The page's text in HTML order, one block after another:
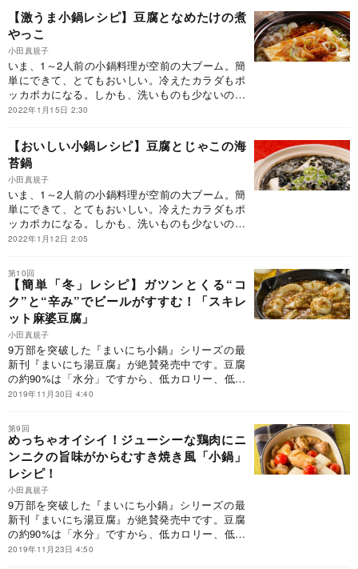
ち。そこで活躍するのが、大人気料理家の小田真
規子先生の小鍋レシピを集めた『まいにち小鍋』
です。本連載では、その一部をご紹介してまいり
ます。ぜひ、今日の晩御飯にお試しください！
【激うま小鍋レシピ】豆腐となめたけの煮
やっこ
小田真規子
いま、1～2人前の小鍋料理が空前の大ブーム。簡
単にできて、とてもおいしい。冷えたカラダもポ
ッカポカになる。しかも、洗いものも少ないのだ
から、忙しいビジネスパーソンに大人気なのも当
ち。そこで活躍するのが、大人気料理家の小田真
規子先生の小鍋レシピを集めた『まいにち小鍋』
です。本連載では、その一部をご紹介してまいり
ます。ぜひ、今日の晩御飯にお試しください！
2022年1月15日 2:30
【おいしい小鍋レシピ】豆腐とじゃこの海
苔鍋
小田真規子
いま、1～2人前の小鍋料理が空前の大ブーム。簡
単にできて、とてもおいしい。冷えたカラダもポ
ッカポカになる。しかも、洗いものも少ないのだ
から、忙しいビジネスパーソンに大人気なのも当
ち。そこで活躍するのが、大人気料理家の小田真
規子先生の小鍋レシピを集めた『まいにち小鍋』
です。本連載では、その一部をご紹介してまいり
ます。ぜひ、今日の晩御飯にお試しください！
2022年1月12日 2:05
第10回
【簡単「冬」レシピ】ガツンとくる“コ
ク”と“辛み”でビールがすすむ！「スキレ
ット麻婆豆腐」
小田真規子
9万部を突破した『まいにち小鍋』シリーズの最
新刊『まいにち湯豆腐』が絶賛発売中です。豆腐
の約90%は「水分」ですから、低カロリー、低脂
肪、低糖質なのに、大豆を原料とする栄養価の高
ー料理。ただ、湯豆腐はシンプルなだけに、どう
してもワンパターンになりがち。そこで、人気料
理家である小田真規子先生に、10分でぽっかぽか
になれる絶品レシピの数々を教えていただきまし
た。本連載では、おいしい「湯豆腐」「小鍋」の
作り方と、選りすぐりの逸品をご紹介します。
2019年11月30日 4:40
第9回
めっちゃオイシイ！ジューシーな鶏肉にニ
ンニクの旨味がからむすき焼き風「小鍋」
レシピ！
小田真規子
9万部を突破した『まいにち小鍋』シリーズの最
新刊『まいにち湯豆腐』が絶賛発売中です。豆腐
の約90%は「水分」ですから、低カロリー、低脂
肪、低糖質なのに、大豆を原料とする栄養価の高
2019年11月23日 4:50